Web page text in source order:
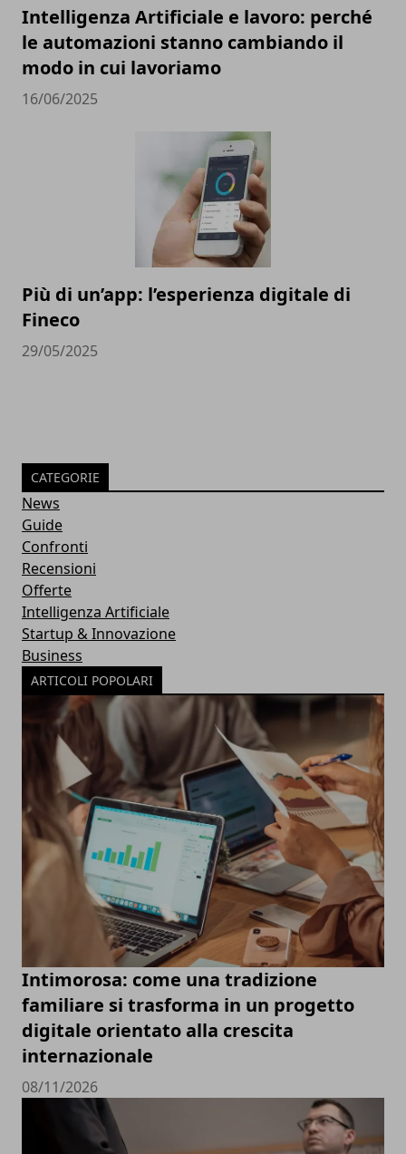
Intelligenza Artificiale e lavoro: perché
le automazioni stanno cambiando il
modo in cui lavoriamo
16/06/2025
Più di un’app: l’esperienza digitale di
Fineco
29/05/2025
CATEGORIE
News
Guide
Confronti
Recensioni
Offerte
Intelligenza Artificiale
Startup & Innovazione
Business
ARTICOLI POPOLARI
Intimorosa: come una tradizione
familiare si trasforma in un progetto
digitale orientato alla crescita
internazionale
08/11/2026